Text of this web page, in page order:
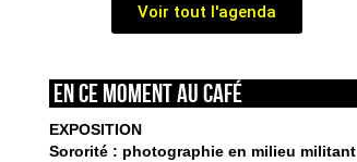
Voir tout l'agenda
En ce moment au café
EXPOSITION
Sororité : photographie en milieu militant